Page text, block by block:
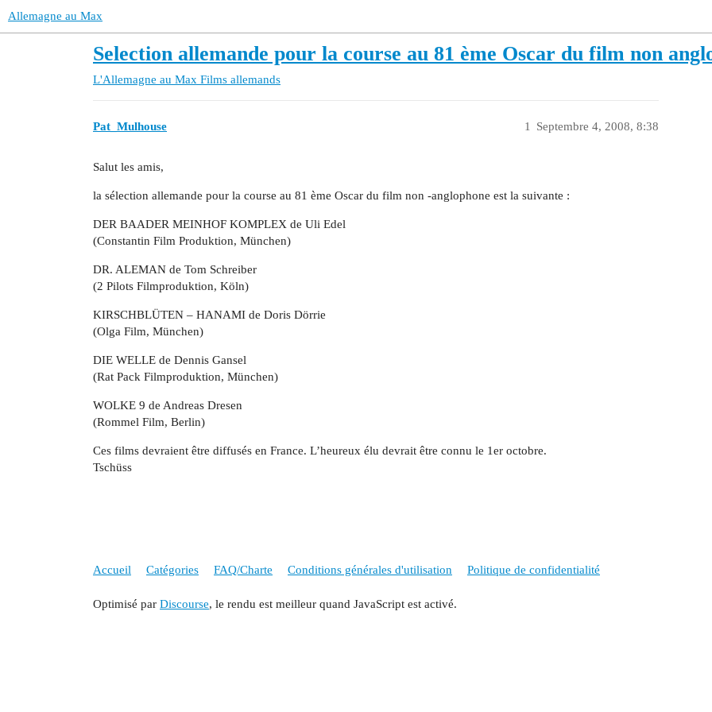
Allemagne au Max
Selection allemande pour la course au 81 ème Oscar du film non
L'Allemagne au Max Films allemands
Pat_Mulhouse Septembre 4, 2008, 8:38
1
Salut les amis,
la sélection allemande pour la course au 81 ème Oscar du film non -anglophone est la suivante :
DER BAADER MEINHOF KOMPLEX de Uli Edel
(Constantin Film Produktion, München)
DR. ALEMAN de Tom Schreiber
(2 Pilots Filmproduktion, Köln)
KIRSCHBLÜTEN – HANAMI de Doris Dörrie
(Olga Film, München)
DIE WELLE de Dennis Gansel
(Rat Pack Filmproduktion, München)
WOLKE 9 de Andreas Dresen
(Rommel Film, Berlin)
Ces films devraient être diffusés en France. L’heureux élu devrait être connu le 1er octobre.
Tschüss
Accueil Catégories FAQ/Charte Conditions générales d'utilisation Politique de confidentialité
Optimisé par Discourse, le rendu est meilleur quand JavaScript est activé.